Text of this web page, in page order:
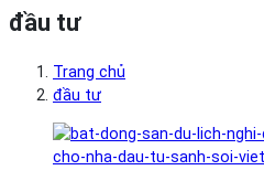
đầu tư
Trang chủ
đầu tư